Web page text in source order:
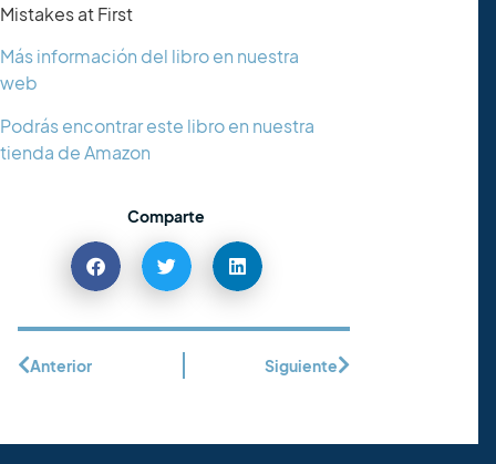
Mistakes at First
Más información del libro en nuestra
web
Podrás encontrar este libro en nuestra
tienda de Amazon
Comparte
Anterior Siguiente